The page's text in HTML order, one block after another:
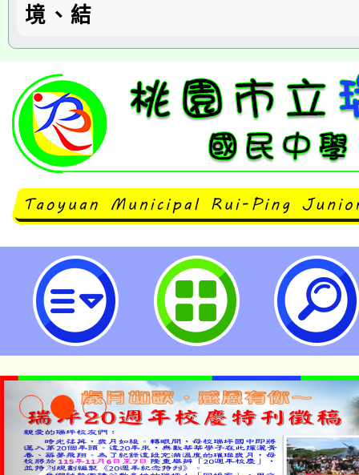
境、結
112學年度試辦學習區完全免試入
之『跨域教師專業成長工作坊』-
中學